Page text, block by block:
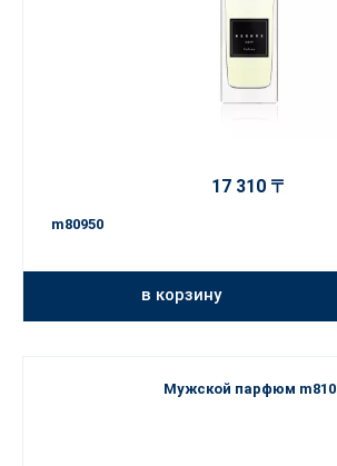
17 310 〒
m80950
в корзину
Мужской парфюм m810